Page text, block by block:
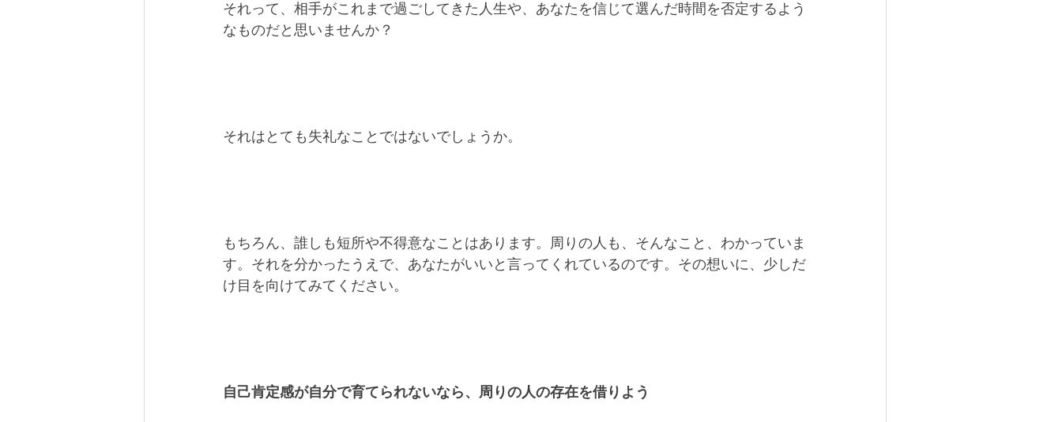
それって、相手がこれまで過ごしてきた人生や、あなたを信じて選んだ時間を否定するよう
なものだと思いませんか？
それはとても失礼なことではないでしょうか。
もちろん、誰しも短所や不得意なことはあります。周りの人も、そんなこと、わかっていま
す。それを分かったうえで、あなたがいいと言ってくれているのです。その想いに、少しだ
け目を向けてみてください。
自己肯定感が自分で育てられないなら、周りの人の存在を借りよう